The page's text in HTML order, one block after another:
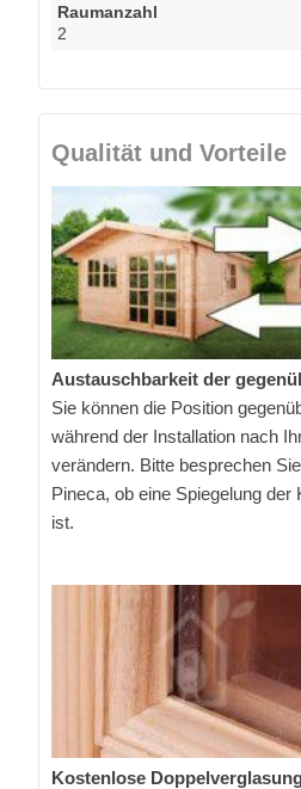
Raumanzahl
2
Qualität und Vorteile
Austauschbarkeit der
Sie können die Position
während der Installation nach
verändern. Bitte besprechen
Pineca, ob eine Spiegelung der
ist.
Kostenlose